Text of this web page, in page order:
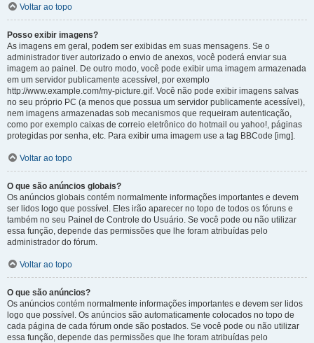
Voltar ao topo
Posso exibir imagens?
As imagens em geral, podem ser exibidas em suas mensagens. Se o
administrador tiver autorizado o envio de anexos, você poderá enviar sua
imagem ao painel. De outro modo, você pode exibir uma imagem armazenada
em um servidor publicamente acessível, por exemplo
http://www.example.com/my-picture.gif. Você não pode exibir imagens salvas
no seu próprio PC (a menos que possua um servidor publicamente acessível),
nem imagens armazenadas sob mecanismos que requeiram autenticação,
como por exemplo caixas de correio eletrônico do hotmail ou yahoo!, páginas
protegidas por senha, etc. Para exibir uma imagem use a tag BBCode [img].
Voltar ao topo
O que são anúncios globais?
Os anúncios globais contém normalmente informações importantes e devem
ser lidos logo que possível. Eles irão aparecer no topo de todos os fóruns e
também no seu Painel de Controle do Usuário. Se você pode ou não utilizar
essa função, depende das permissões que lhe foram atribuídas pelo
administrador do fórum.
Voltar ao topo
O que são anúncios?
Os anúncios contém normalmente informações importantes e devem ser lidos
logo que possível. Os anúncios são automaticamente colocados no topo de
cada página de cada fórum onde são postados. Se você pode ou não utilizar
essa função, depende das permissões que lhe foram atribuídas pelo